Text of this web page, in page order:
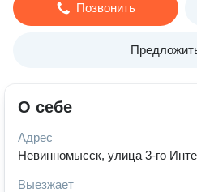
Позвонить
О себе
Адрес
Невинномысск, улица 3-го
Выезжает